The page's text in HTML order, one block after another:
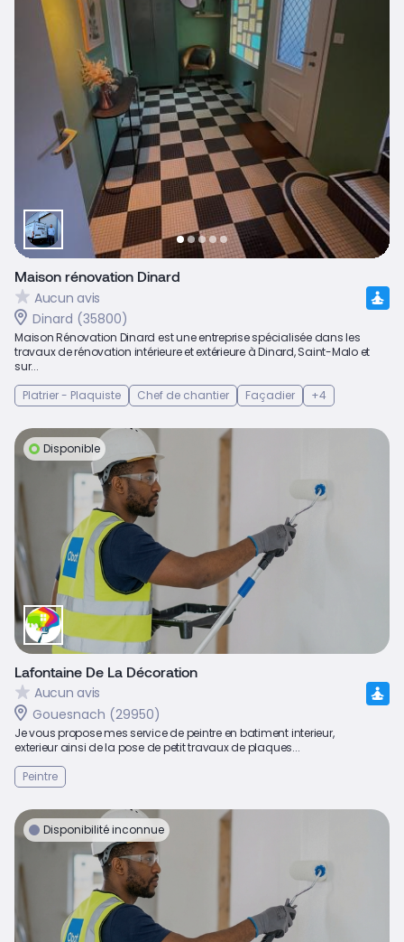
Maison rénovation Dinard
Aucun avis
Dinard (35800)
Maison Rénovation Dinard est une entreprise spécialisée dans les
travaux de rénovation intérieure et extérieure à Dinard, Saint-Malo et
sur...
Platrier - Plaquiste
Chef de chantier Façadier +4
Disponible
Lafontaine De La Décoration
Aucun avis
Gouesnach (29950)
Je vous propose mes service de peintre en batiment interieur,
exterieur ainsi de la pose de petit travaux de plaques...
Peintre
Disponibilité inconnue